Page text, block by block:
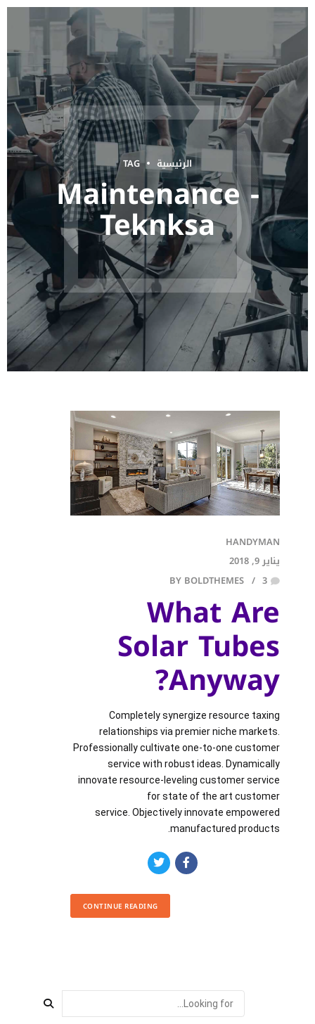
الرئيسية TAG
Maintenance -
Teknksa
HANDYMAN
يناير 9, 2018
BY BOLDTHEMES
3
What Are
Solar Tubes
Anyway?
Completely synergize resource taxing
relationships via premier niche markets.
Professionally cultivate one-to-one customer
service with robust ideas. Dynamically
innovate resource-leveling customer service
for state of the art customer
service. Objectively innovate empowered
manufactured products.
CONTINUE READING